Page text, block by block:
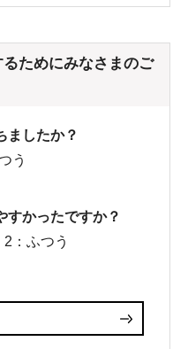
ためにみなさまのご
ましたか？
う
すかったですか？
2：ふつう